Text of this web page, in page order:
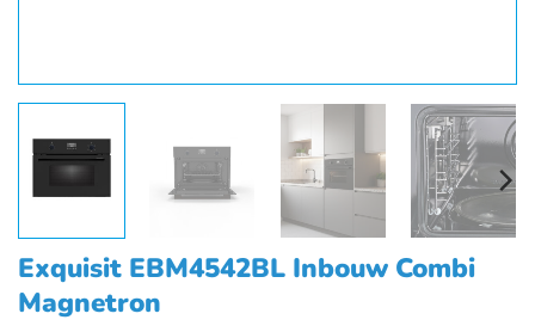
Exquisit EBM4542BL Inbouw Combi
Magnetron